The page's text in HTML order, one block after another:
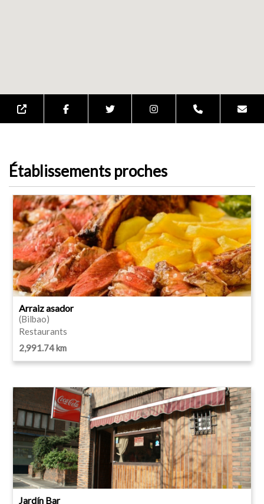
Établissements proches
Arraiz asador
(Bilbao)
Restaurants
2,991.74 km
Jardín Bar